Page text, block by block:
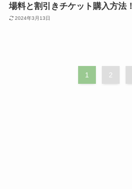
場料と割引きチケット購入方法！
2024年3月13日
1 2